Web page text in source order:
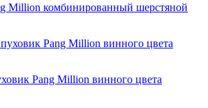
Million комбинированный шерстяной
Pang Million винного цвета